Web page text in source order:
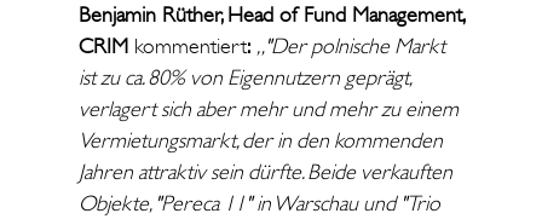
Benjamin Rüther, Head of Fund Management,
CRIM kommentiert: „"Der polnische Markt
ist zu ca. 80% von Eigennutzern geprägt,
verlagert sich aber mehr und mehr zu einem
Vermietungsmarkt, der in den kommenden
Jahren attraktiv sein dürfte. Beide verkauften
Objekte, "Pereca 11" in Warschau und "Trio